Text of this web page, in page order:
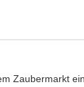
Zaubermarkt